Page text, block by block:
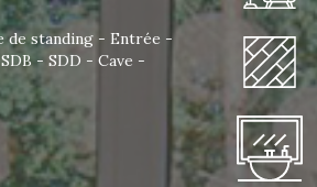
de standing - Entrée -
- SDD - Cave -